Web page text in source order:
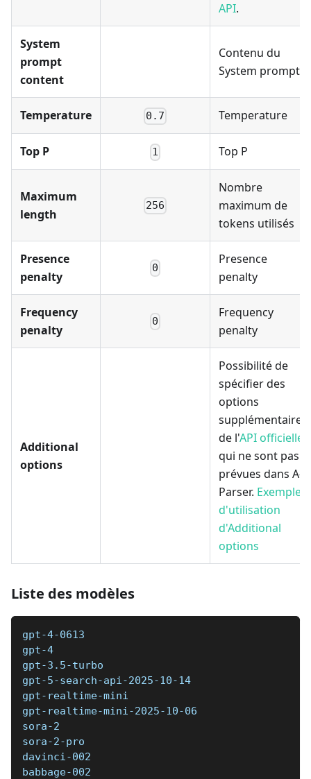
API.
System
prompt
content
Contenu du
System prompt
Temperature 0.7 Temperature
Top P 1 Top P
Maximum
length
256
Nombre
maximum de
tokens utilisés
Presence
penalty
0
Presence
penalty
Frequency
penalty
0
Frequency
penalty
Additional
options
Possibilité de
spécifier des
options
supplémentaires
de l'API officielle
qui ne sont pas
prévues dans A-
Parser. Exemple
d'utilisation
d'Additional
options
Liste des modèles
gpt-4-0613
gpt-4
gpt-3.5-turbo
gpt-5-search-api-2025-10-14
gpt-realtime-mini
gpt-realtime-mini-2025-10-06
sora-2
sora-2-pro
davinci-002
babbage-002